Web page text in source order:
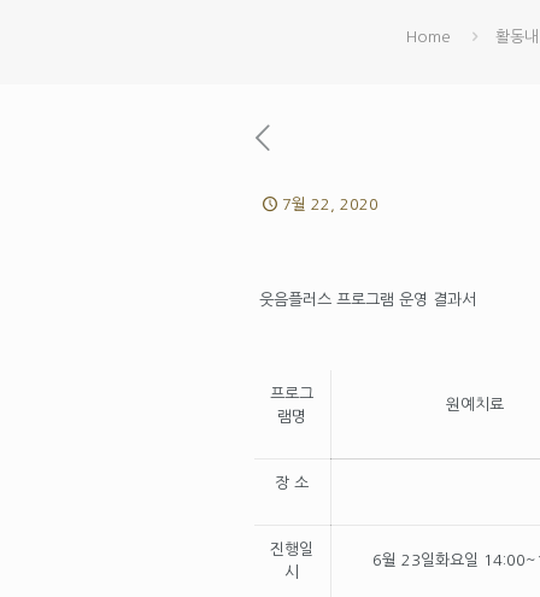
Home 활동
7월 22, 2020
웃음플러스 프로그램 운영 결과서
프로그
램명
원예치료
장 소
진행일
시
6월 23일화요일